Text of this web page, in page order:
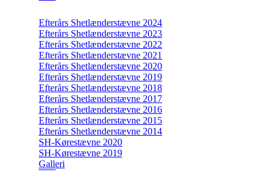
Efterårs Shetlænderstævne 2024
Efterårs Shetlænderstævne 2023
Efterårs Shetlænderstævne 2022
Efterårs Shetlænderstævne 2021
Efterårs Shetlænderstævne 2020
Efterårs Shetlænderstævne 2019
Efterårs Shetlænderstævne 2018
Efterårs Shetlænderstævne 2017
Efterårs Shetlænderstævne 2016
Efterårs Shetlænderstævne 2015
Efterårs Shetlænderstævne 2014
SH-Kørestævne 2020
SH-Kørestævne 2019
Galleri